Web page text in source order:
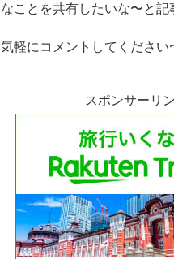
なことを共有したいな〜と記
気軽にコメントしてください
スポンサーリ